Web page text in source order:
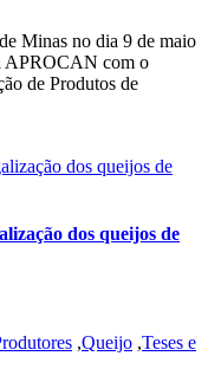
Minas no dia 9 de maio
APROCAN com o
de Produtos de
dos queijos de
,Queijo ,Teses e